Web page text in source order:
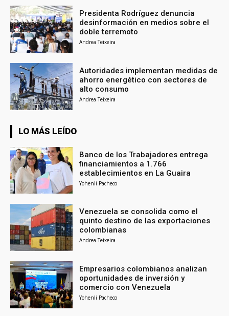
Presidenta Rodríguez denuncia
desinformación en medios sobre el
doble terremoto
Andrea Teixeira
Autoridades implementan medidas de
ahorro energético con sectores de
alto consumo
Andrea Teixeira
LO MÁS LEÍDO
Banco de los Trabajadores entrega
financiamientos a 1.766
establecimientos en La Guaira
Yohenli Pacheco
Venezuela se consolida como el
quinto destino de las exportaciones
colombianas
Andrea Teixeira
Empresarios colombianos analizan
oportunidades de inversión y
comercio con Venezuela
Yohenli Pacheco